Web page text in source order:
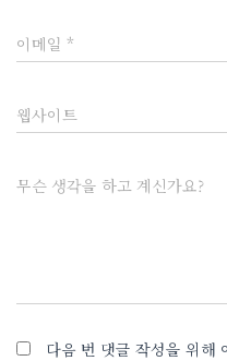
이메일 *
웹사이트
무슨 생각을 하고 계신가요?
다음 번 댓글 작성을 위해